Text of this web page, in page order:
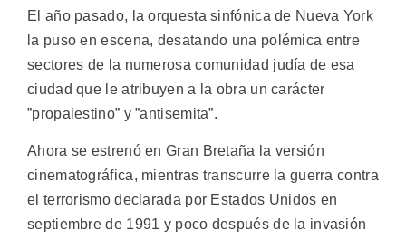
El año pasado, la orquesta sinfónica de Nueva York
la puso en escena, desatando una polémica entre
sectores de la numerosa comunidad judía de esa
ciudad que le atribuyen a la obra un carácter
”propalestino” y ”antisemita”.
Ahora se estrenó en Gran Bretaña la versión
cinematográfica, mientras transcurre la guerra contra
el terrorismo declarada por Estados Unidos en
septiembre de 1991 y poco después de la invasión